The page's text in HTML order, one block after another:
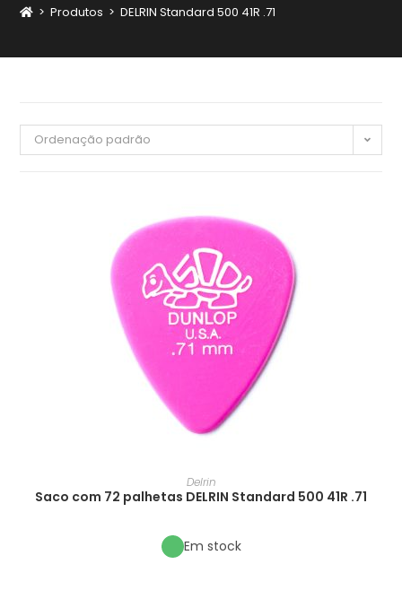
> Produtos > DELRIN Standard 500 41R .71
Ordenação padrão
Delrin
Saco com 72 palhetas DELRIN Standard 500 41R .71
Em stock